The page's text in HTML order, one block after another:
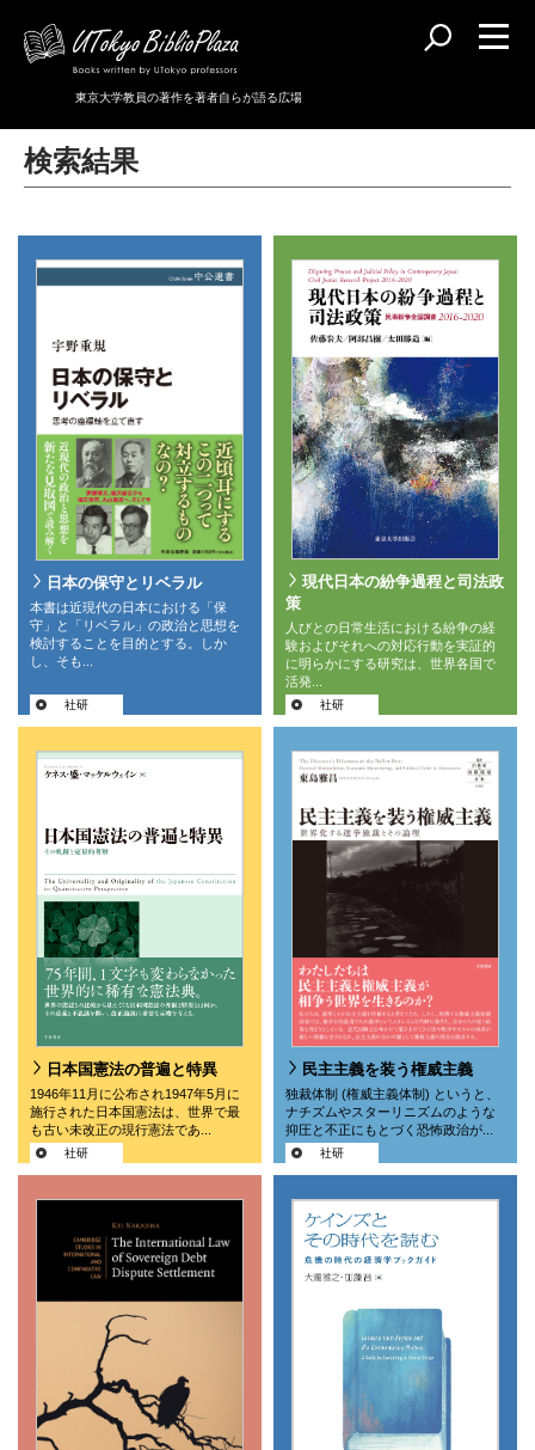
東京大学教員の著作を著者自らが語る広場
検索結果
日本の保守とリベラル
本書は近現代の日本における「保
守」と「リベラル」の政治と思想を
検討することを目的とする。しか
し、そも...
社研
現代日本の紛争過程と司法政
策
人びとの日常生活における紛争の経
験およびそれへの対応行動を実証的
に明らかにする研究は、世界各国で
活発...
社研
日本国憲法の普遍と特異
1946年11月に公布され1947年5月に
施行された日本国憲法は、世界で最
も古い未改正の現行憲法であ...
社研
民主主義を装う権威主義
独裁体制 (権威主義体制) というと、
ナチズムやスターリニズムのような
抑圧と不正にもとづく恐怖政治が...
社研